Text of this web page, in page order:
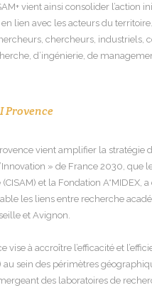
vient ainsi consolider l’action
lien avec les acteurs du
chercheurs, industriels,
d’ingénierie, de
Provence
vient amplifier la stratégie
» de France 2030, que
(CISAM) et la Fondation
les liens entre recherche
et Avignon.
vise à accroître l’efficacité et
sein des périmètres
des laboratoires de